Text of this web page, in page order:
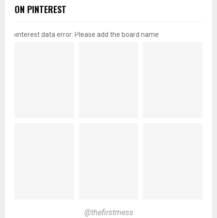
ON PINTEREST
pinterest data error: Please add the board name
@thefirstmess